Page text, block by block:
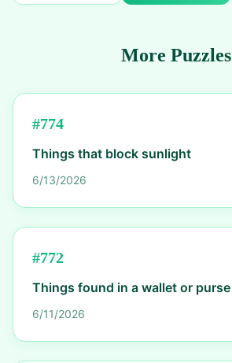
More Puzzles
#774
Things that block sunlight
6/13/2026
#772
Things found in a wallet or purse
6/11/2026